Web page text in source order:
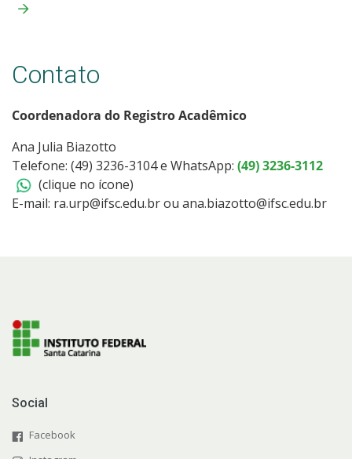
Contato
Coordenadora do Registro Acadêmico
Ana Julia Biazotto
Telefone: (49) 3236-3104 e WhatsApp: (49) 3236-3112
(clique no ícone)
E-mail: ra.urp@ifsc.edu.br ou ana.biazotto@ifsc.edu.br
Social
Facebook